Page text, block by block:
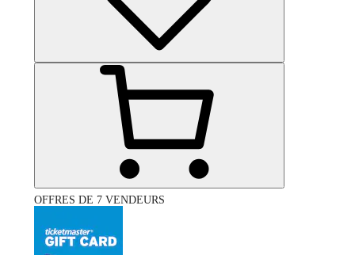
OFFRES DE 7 VENDEURS